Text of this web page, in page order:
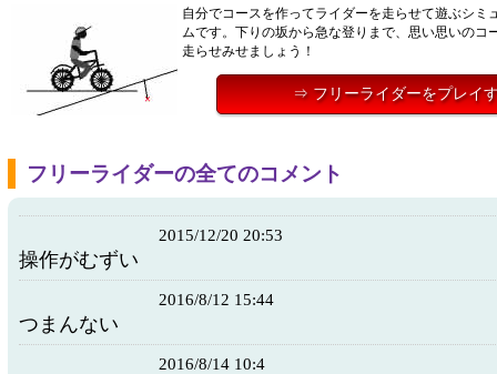
自分でコースを作ってライダーを走らせて遊ぶシミ
ムです。下りの坂から急な登りまで、思い思いのコ
走らせみせましょう！
⇒ フリーライダーをプレイ
フリーライダーの全てのコメント
2015/12/20 20:53
操作がむずい
2016/8/12 15:44
つまんない
2016/8/14 10:4